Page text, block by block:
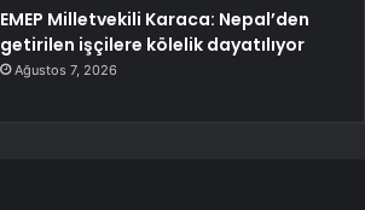
EMEP Milletvekili Karaca: Nepal’den
getirilen işçilere kölelik dayatılıyor
Ağustos 7, 2026